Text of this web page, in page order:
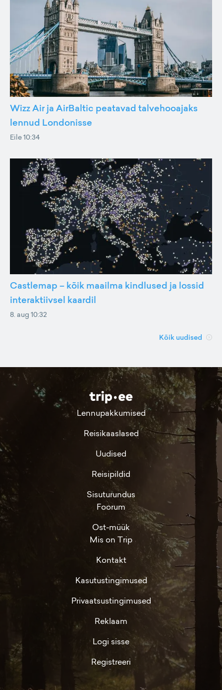
Wizz Air ja AirBaltic peatavad talvehooajaks
lennud Londonisse
Eile 10:34
Castlemap – kõik maailma kindlused ja lossid
interaktiivsel kaardil
8. aug 10:32
Kõik uudised
Lennupakkumised
Reisikaaslased
Uudised
Reisipildid
Sisuturundus
Foorum
Ost-müük
Mis on Trip
Kontakt
Kasutustingimused
Privaatsustingimused
Reklaam
Logi sisse
Registreeri